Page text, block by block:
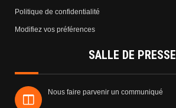
Politique de confidentialité
Modifiez vos préférences
SALLE DE PRESSE
Nous faire parvenir un communiqué